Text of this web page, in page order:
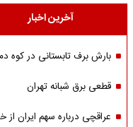
آخرین اخبار
بارش برف تابستانی در کوه
قطعی برق شبانه تهران
عراقچی درباره سهم ایران